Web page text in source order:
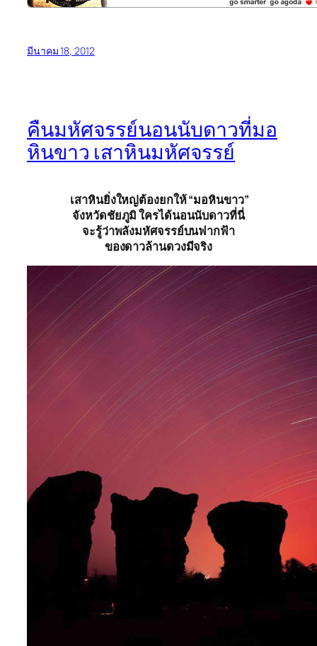
มีนาคม 18, 2012
คืนมหัศจรรย์นอนนับดาวที่มอ
หินขาว เสาหินมหัศจรรย์
เสาหินยิ่งใหญ่ต้องยกให้ “มอหินขาว”
จังหวัดชัยภูมิ ใครได้นอนนับดาวที่นี่
จะรู้ว่าพลังมหัศจรรย์บนฟากฟ้า
ของดาวล้านดวงมีจริง